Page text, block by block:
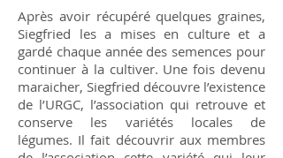
Après avoir récupéré quelques graines,
Siegfried les a mises en culture et a
gardé chaque année des semences pour
continuer à la cultiver. Une fois devenu
maraicher, Siegfried découvre l’existence
de l’URGC, l’association qui retrouve et
conserve les variétés locales de
légumes. Il fait découvrir aux membres